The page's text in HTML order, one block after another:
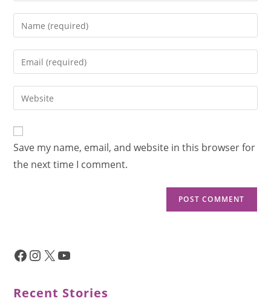
Save my name, email, and website in this browser for
the next time I comment.
Recent Stories